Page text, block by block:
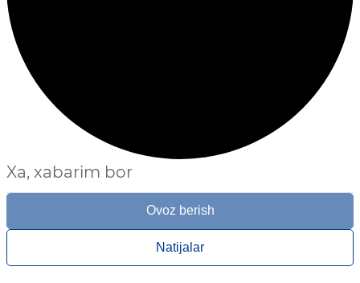
Xa, xabarim bor
Ovoz berish
Natijalar